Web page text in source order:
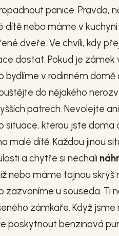
panice. Pravda,
dítě nebo máme v
dveře. Ve chvíli, kdy
dostat. Pokud je
bydlíme v rodinném domě
do nějakého
patrech. Nevolejte
situace, kterou jste
malé dítě. Každou jinou
a chytře si nechali
nebo máme tajnou
zazvoníme u souseda. Ti
zámkaře. Když
poskytnout benzinová